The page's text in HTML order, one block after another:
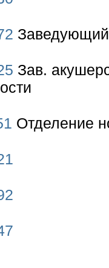
Зав.
Отделение